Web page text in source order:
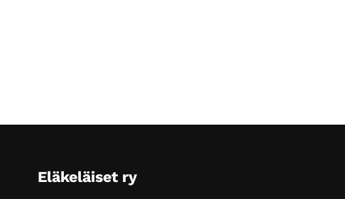
Eläkeläiset ry